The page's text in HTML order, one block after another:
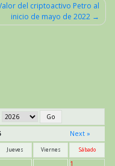
del criptoactivo Petro al
inicio de mayo de 2022
Next »
Jueves Viernes Sábado
1